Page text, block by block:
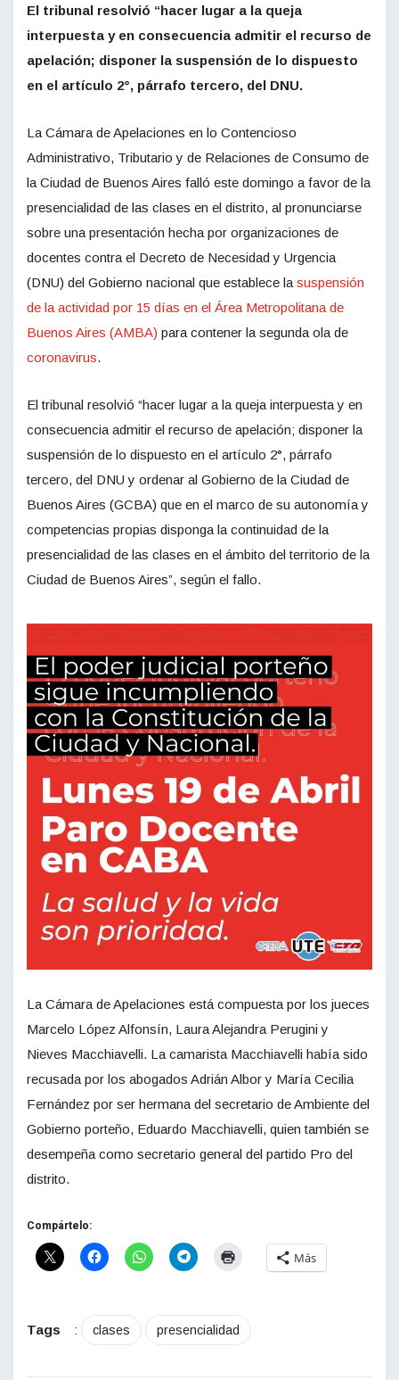
El tribunal resolvió “hacer lugar a la queja
interpuesta y en consecuencia admitir el recurso de
apelación; disponer la suspensión de lo dispuesto
en el artículo 2°, párrafo tercero, del DNU.
La Cámara de Apelaciones en lo Contencioso
Administrativo, Tributario y de Relaciones de Consumo de
la Ciudad de Buenos Aires falló este domingo a favor de la
presencialidad de las clases en el distrito, al pronunciarse
sobre una presentación hecha por organizaciones de
docentes contra el Decreto de Necesidad y Urgencia
(DNU) del Gobierno nacional que establece la suspensión
de la actividad por 15 días en el Área Metropolitana de
Buenos Aires (AMBA) para contener la segunda ola de
coronavirus.
El tribunal resolvió “hacer lugar a la queja interpuesta y en
consecuencia admitir el recurso de apelación; disponer la
suspensión de lo dispuesto en el artículo 2°, párrafo
tercero, del DNU y ordenar al Gobierno de la Ciudad de
Buenos Aires (GCBA) que en el marco de su autonomía y
competencias propias disponga la continuidad de la
presencialidad de las clases en el ámbito del territorio de la
Ciudad de Buenos Aires”, según el fallo.
La Cámara de Apelaciones está compuesta por los jueces
Marcelo López Alfonsín, Laura Alejandra Perugini y
Nieves Macchiavelli. La camarista Macchiavelli había sido
recusada por los abogados Adrián Albor y María Cecilia
Fernández por ser hermana del secretario de Ambiente del
Gobierno porteño, Eduardo Macchiavelli, quien también se
desempeña como secretario general del partido Pro del
distrito.
Compártelo:
Más
Tags : clases presencialidad